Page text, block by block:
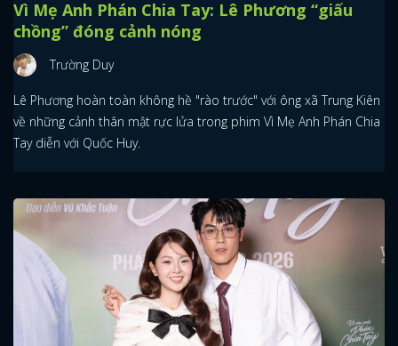
Vì Mẹ Anh Phán Chia Tay: Lê Phương “giấu
chồng” đóng cảnh nóng
Trường Duy
Lê Phương hoàn toàn không hề "rào trước" với ông xã Trung Kiên
về những cảnh thân mật rực lửa trong phim Vì Mẹ Anh Phán Chia
Tay diễn với Quốc Huy.